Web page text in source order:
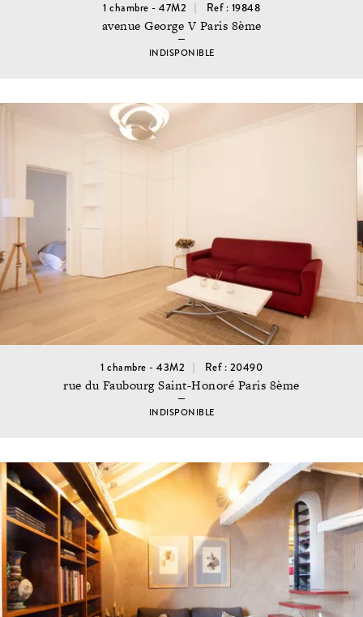
1 chambre - 47M2 Ref : 19848
avenue George V Paris 8ème
INDISPONIBLE
1 chambre - 43M2 Ref : 20490
rue du Faubourg Saint-Honoré Paris 8ème
INDISPONIBLE